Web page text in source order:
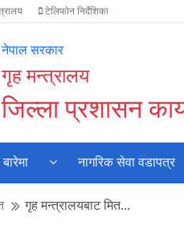
टेलिफोन निर्देशिका
नेपाल सरकार
गृह मन्त्रालय
जिल्ला प्रशासन
नागरिक सेवा वडापत्र
गृह मन्त्रालयबाट मित...